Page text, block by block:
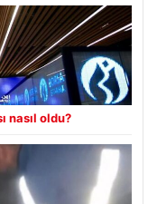
nasıl oldu?